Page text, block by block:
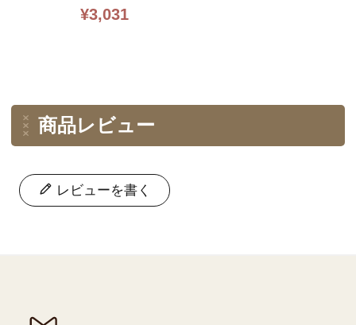
5・丸額付・初心者向簡単・oly
¥3,031
商品レビュー
レビューを書く